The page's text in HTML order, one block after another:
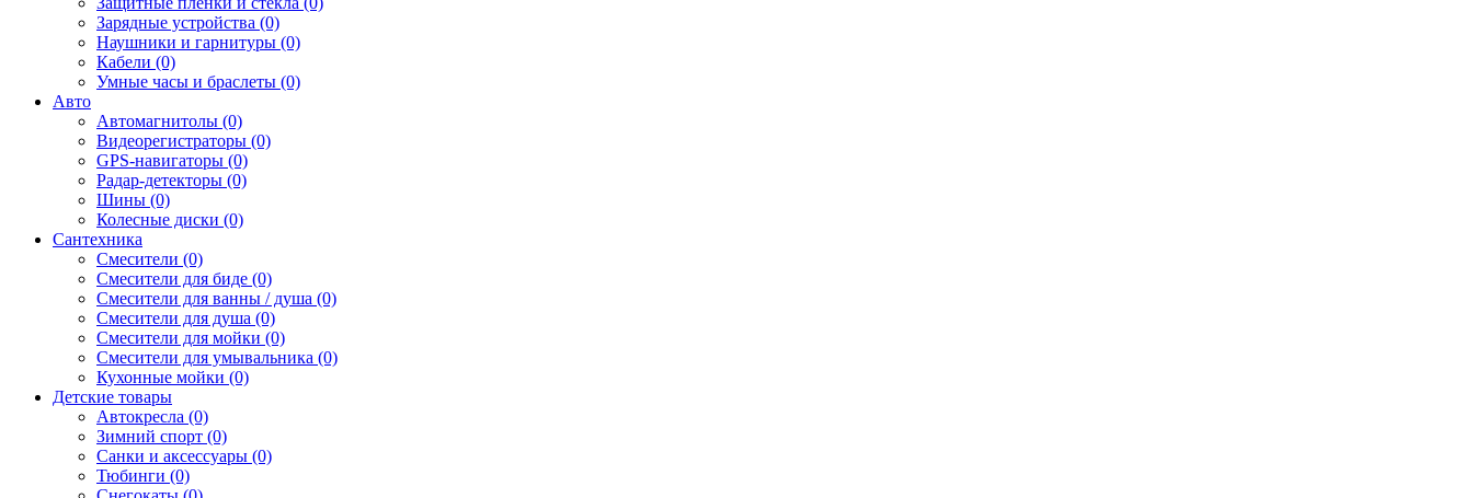
Зарядные устройства (0)
Наушники и гарнитуры (0)
Кабели (0)
Умные часы и браслеты (0)
Авто
Автомагнитолы (0)
Видеорегистраторы (0)
GPS-навигаторы (0)
Радар-детекторы (0)
Шины (0)
Колесные диски (0)
Сантехника
Смесители (0)
Смесители для биде (0)
Смесители для ванны / душа (0)
Смесители для душа (0)
Смесители для мойки (0)
Смесители для умывальника (0)
Кухонные мойки (0)
Детские товары
Автокресла (0)
Зимний спорт (0)
Санки и аксессуары (0)
Тюбинги (0)